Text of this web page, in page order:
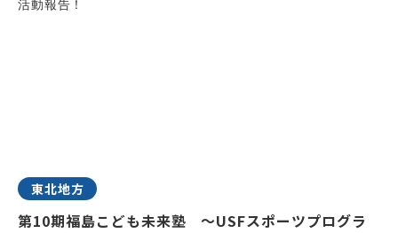
東北地方
第10期福島こども未来塾 ～USFスポーツプログラ